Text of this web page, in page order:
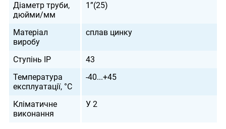
Діаметр труби,
дюйми/мм
1”(25)
Матеріал
виробу
сплав цинку
Ступінь IP
43
Температура
експлуатації, °С
-40...+45
Кліматичне
виконання
У 2